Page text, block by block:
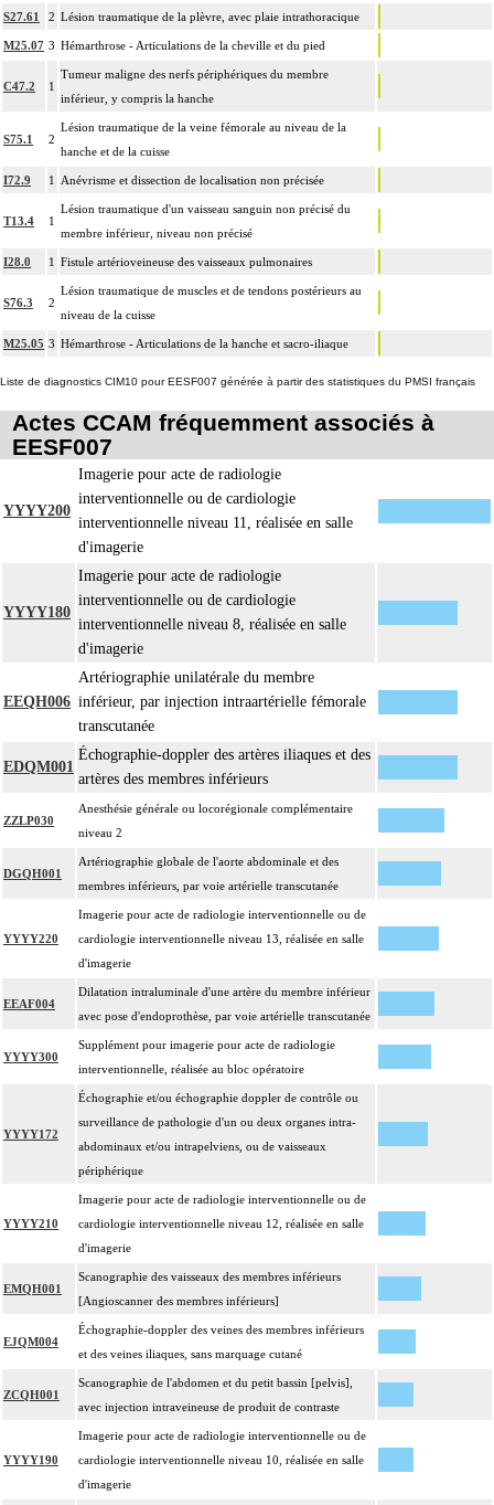
- décision de cardioplégie
- décision d'assistance circulatoire.
La suture d'un vaisseau inclut l'angioplastie d'élargissement.
Le pontage artériel inclut la thromboendartériectomie de contigüité.
Les actes sur le thorax, par thoracoscopie incluent l'évacuation de collection
intrathoracique associée, la pose de drain pleural et/ou péricardique.
Les actes sur le thorax, par thoracotomie incluent l'évacuation de collection
intrathoracique associée, la pose de drain pleural et/ou péricardique.
Les actes avec dérivation vasculaire [shunt] incluent la pose d'une dérivation
inerte ou pulsée, et son ablation.
Facturation : les suppléments de numérisation ou la radioscopie de longue
durée sous ampli de brillance (chapitre 19) ne peuvent pas être facturés avec les
actes diagnostiques ou thérapeutiques de radiologie vasculaire
S27.61 2 Lésion traumatique de la plèvre, avec plaie intrathoracique
M25.07 3 Hémarthrose - Articulations de la cheville et du pied
C47.2 1
Tumeur maligne des nerfs périphériques du membre
inférieur, y compris la hanche
S75.1 2
Lésion traumatique de la veine fémorale au niveau de la
hanche et de la cuisse
I72.9 1 Anévrisme et dissection de localisation non précisée
T13.4 1
Lésion traumatique d'un vaisseau sanguin non précisé du
membre inférieur, niveau non précisé
I28.0 1 Fistule artérioveineuse des vaisseaux pulmonaires
S76.3 2
Lésion traumatique de muscles et de tendons postérieurs au
niveau de la cuisse
M25.05 3 Hémarthrose - Articulations de la hanche et sacro-iliaque
Liste de diagnostics CIM10 pour EESF007 générée à partir des statistiques du PMSI français
Actes CCAM fréquemment associés à
EESF007
YYYY200
Imagerie pour acte de radiologie
interventionnelle ou de cardiologie
interventionnelle niveau 11, réalisée en salle
d'imagerie
YYYY180
Imagerie pour acte de radiologie
interventionnelle ou de cardiologie
interventionnelle niveau 8, réalisée en salle
d'imagerie
EEQH006
Artériographie unilatérale du membre
inférieur, par injection intraartérielle fémorale
transcutanée
EDQM001
Échographie-doppler des artères iliaques et des
artères des membres inférieurs
ZZLP030
Anesthésie générale ou locorégionale complémentaire
niveau 2
DGQH001
Artériographie globale de l'aorte abdominale et des
membres inférieurs, par voie artérielle transcutanée
YYYY220
Imagerie pour acte de radiologie interventionnelle ou de
cardiologie interventionnelle niveau 13, réalisée en salle
d'imagerie
EEAF004
Dilatation intraluminale d'une artère du membre inférieur
avec pose d'endoprothèse, par voie artérielle transcutanée
YYYY300
Supplément pour imagerie pour acte de radiologie
interventionnelle, réalisée au bloc opératoire
YYYY172
Échographie et/ou échographie doppler de contrôle ou
surveillance de pathologie d'un ou deux organes intra-
abdominaux et/ou intrapelviens, ou de vaisseaux
périphérique
YYYY210
Imagerie pour acte de radiologie interventionnelle ou de
cardiologie interventionnelle niveau 12, réalisée en salle
d'imagerie
EMQH001
Scanographie des vaisseaux des membres inférieurs
[Angioscanner des membres inférieurs]
EJQM004
Échographie-doppler des veines des membres inférieurs
et des veines iliaques, sans marquage cutané
ZCQH001
Scanographie de l'abdomen et du petit bassin [pelvis],
avec injection intraveineuse de produit de contraste
YYYY190
Imagerie pour acte de radiologie interventionnelle ou de
cardiologie interventionnelle niveau 10, réalisée en salle
d'imagerie